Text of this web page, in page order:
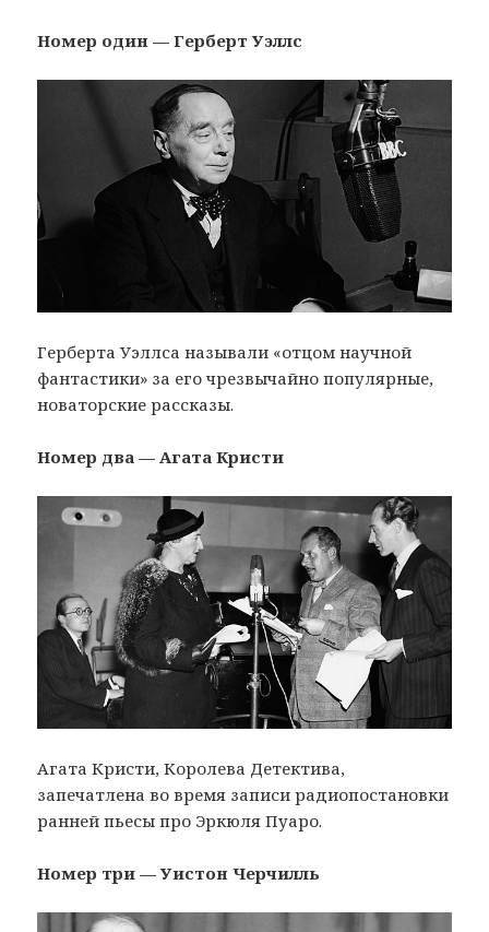
Номер один — Герберт Уэллс
Герберта Уэллса называли «отцом научной
фантастики» за его чрезвычайно популярные,
новаторские рассказы.
Номер два — Агата Кристи
Агата Кристи, Королева Детектива,
запечатлена во время записи радиопостановки
ранней пьесы про Эркюля Пуаро.
Номер три — Уистон Черчилль